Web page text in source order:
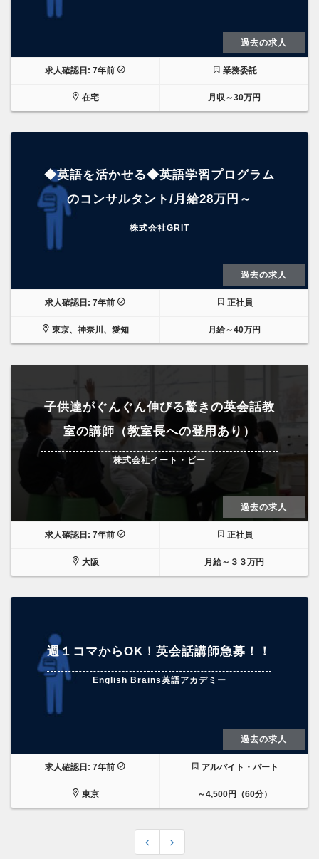
過去の求人
求人確認日: 7年前 業務委託
在宅 月収～30万円
◆英語を活かせる◆英語学習プログラム
のコンサルタント/月給28万円～
株式会社GRIT
過去の求人
求人確認日: 7年前 正社員
東京、神奈川、愛知 月給～40万円
子供達がぐんぐん伸びる驚きの英会話教
室の講師（教室長への登用あり）
株式会社イート・ビー
過去の求人
求人確認日: 7年前 正社員
大阪 月給～３３万円
週１コマからOK！英会話講師急募！！
English Brains英語アカデミー
過去の求人
求人確認日: 7年前 アルバイト・パート
東京 ～4,500円（60分）